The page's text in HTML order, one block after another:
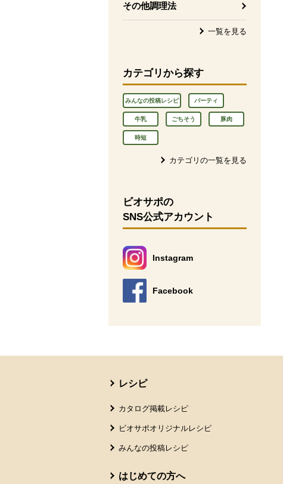
その他調理法
一覧を見る
カテゴリから探す
みんなの投稿レシピ パーティ
牛乳 ごちそう 豚肉
時短
カテゴリの一覧を見る
ビオサポの
SNS公式アカウント
Instagram
別のウィンドウで開きます。
Facebook
別のウィンドウで開きます。
レシピ
カタログ掲載レシピ
ビオサポオリジナルレシピ
みんなの投稿レシピ
はじめての方へ